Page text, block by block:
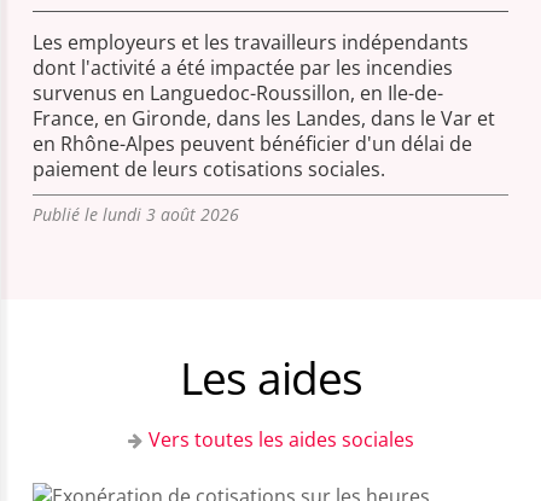
Les employeurs et les travailleurs indépendants
dont l'activité a été impactée par les incendies
survenus en Languedoc-Roussillon, en Ile-de-
France, en Gironde, dans les Landes, dans le Var et
en Rhône-Alpes peuvent bénéficier d'un délai de
paiement de leurs cotisations sociales.
Publié le lundi 3 août 2026
Les aides
Vers toutes les aides sociales